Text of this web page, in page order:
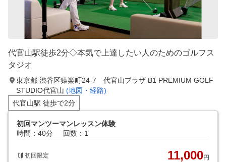
代官山駅徒歩2分◇本気で上達したい人のためのゴルフス
タジオ
東京都 渋谷区猿楽町24-7 代官山プラザ B1 PREMIUM GOLF
STUDIO代官山 (地図・経路)
代官山駅 徒歩で2分
初回マンツーマンレッスン体験
時間：40分
回数：1
初回限定 11,000円